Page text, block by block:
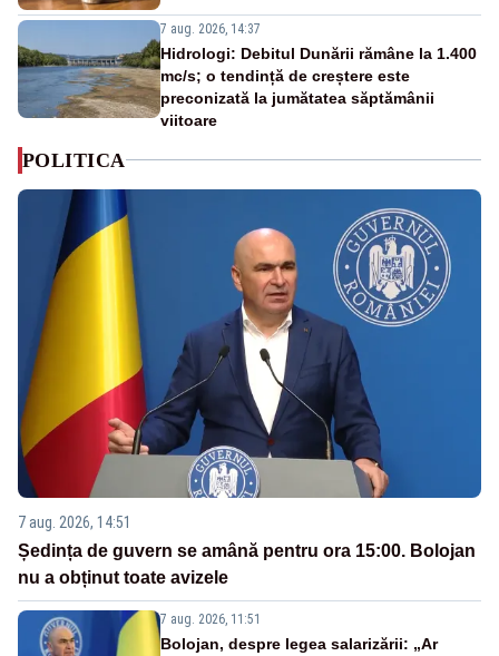
7 aug. 2026, 14:37
Hidrologi: Debitul Dunării rămâne la 1.400
mc/s; o tendință de creștere este
preconizată la jumătatea săptămânii
viitoare
POLITICA
7 aug. 2026, 14:51
Ședința de guvern se amână pentru ora 15:00. Bolojan
nu a obținut toate avizele
7 aug. 2026, 11:51
Bolojan, despre legea salarizării: „Ar